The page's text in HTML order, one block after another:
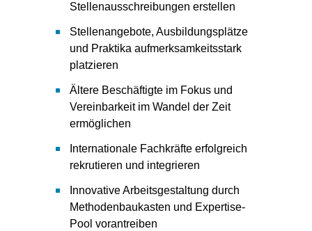
Stellenausschreibungen erstellen
Stellenangebote, Ausbildungsplätze
und Praktika aufmerksamkeitsstark
platzieren
Ältere Beschäftigte im Fokus und
Vereinbarkeit im Wandel der Zeit
ermöglichen
Internationale Fachkräfte erfolgreich
rekrutieren und integrieren
Innovative Arbeitsgestaltung durch
Methodenbaukasten und Expertise-
Pool vorantreiben